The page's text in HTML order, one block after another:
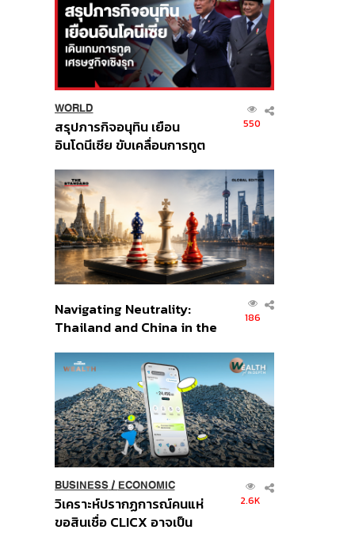
WORLD
สรุปภารกิจอนุทิน เยือน
อินโดนีเซีย ขับเคลื่อนการทูต
ส่วนยุทธศาสตร์ไทย –
อินโดนีเซีย
550
Navigating Neutrality:
Thailand and China in the
Order
186
BUSINESS/ ECONOMIC
วิเคราะห์ปรากฏการณ์คนแห่
ขอสินเชื่อ CLICX อาจเป็น
2.6K